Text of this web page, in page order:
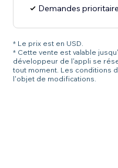
Demandes
* Le prix est en USD.
* Cette vente est valable
développeur de l'appli se
tout moment. Les conditions
l'objet de modifications.